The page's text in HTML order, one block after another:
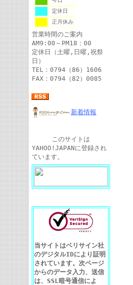
定休日
正月休み
営業時間のご案内
AM9:00～PM18：00
定休日（土曜,日曜,祝祭
日）
TEL：0794（86）1606
FAX：0794（82）0085
新着情報
このサイトは
YAHOO!JAPANに登録され
ています。
当サイトはベリサイン社
のデジタルIDにより証明
されています。次ページ
からのデータ入力、送信
は、SSL暗号通信によ